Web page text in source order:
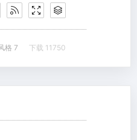
格 7 下载 11750